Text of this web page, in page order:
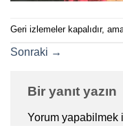
Geri izlemeler kapalıdır,
Sonraki →
Bir yanıt yazın
Yorum yapabilmek